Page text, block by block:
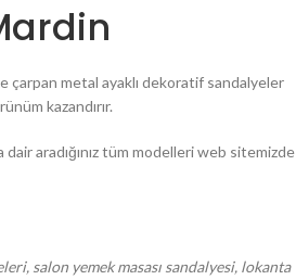
çarpan metal ayaklı dekoratif sandalyeler
kazandırır.
dair aradığınız tüm modelleri web sitemizde
salon yemek masası sandalyesi, lokanta